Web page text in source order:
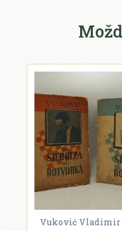
Vuković Vladimir